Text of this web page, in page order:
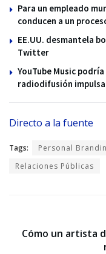
Para un empleado
conducen a un
EE.UU. desmantela
Twitter
YouTube Music
radiodifusión
Directo a la fuente
Tags: Personal
Relaciones Públicas
Cómo un artista